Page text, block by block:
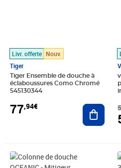
Livr. offerte Nouv.
Tiger
Tiger Ensemble de douche à
éclaboussures Como Chromé
545130344
77,94€
Prix 112,59€